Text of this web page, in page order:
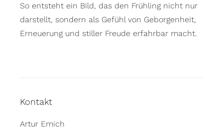
So entsteht ein Bild, das den Frühling nicht nur
darstellt, sondern als Gefühl von Geborgenheit,
Erneuerung und stiller Freude erfahrbar macht.
Kontakt
Artur Emich